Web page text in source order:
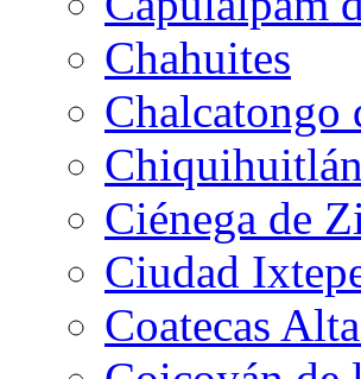
Chahuites
Chalcatongo
Ciénega de
Ciudad
Coatecas